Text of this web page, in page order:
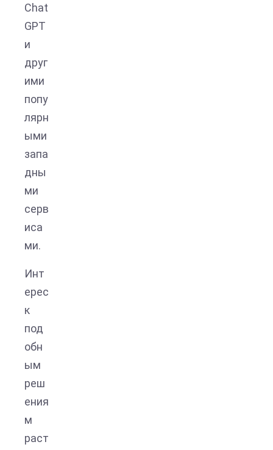
Chat
GPT
и
друг
ими
попу
лярн
ыми
запа
дны
ми
серв
иса
ми.
Инт
ерес
к
под
обн
ым
реш
ения
м
раст